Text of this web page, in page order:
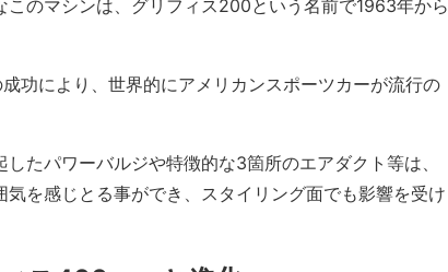
このマシンは、グリフィス200という名前で1963年から
功により、世界的にアメリカンスポーツカーが流行の
たパワーバルジや特徴的な3箇所のエアダクト等は、
を感じとる事ができ、スタイリング面でも影響を受け